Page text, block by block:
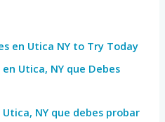
en Utica NY to Try Today
Utica, NY que Debes
NY que debes probar